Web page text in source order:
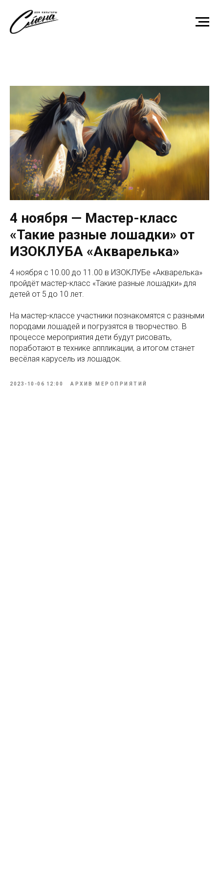
4 ноября — Мастер-класс
«Такие разные лошадки» от
ИЗОКЛУБА «Акварелька»
4 ноября с 10.00 до 11.00 в ИЗОКЛУБе «Акварелька»
пройдёт мастер-класс «Такие разные лошадки» для
детей от 5 до 10 лет.
На мастер-классе участники познакомятся с разными
породами лошадей и погрузятся в творчество. В
процессе мероприятия дети будут рисовать,
поработают в технике аппликации, а итогом станет
весёлая карусель из лошадок.
2023-10-06 12:00 АРХИВ МЕРОПРИЯТИЙ